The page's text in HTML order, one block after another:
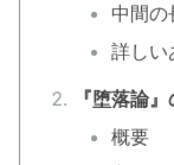
中間の
詳しい
『堕落論
概要